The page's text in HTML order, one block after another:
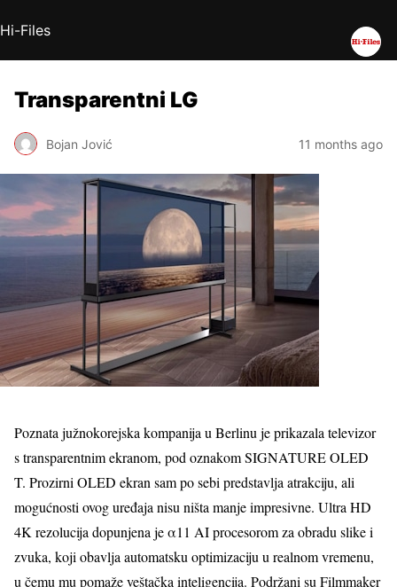
Hi-Files
Transparentni LG
Bojan Jović 11 months ago
Poznata južnokorejska kompanija u Berlinu je prikazala televizor
s transparentnim ekranom, pod oznakom SIGNATURE OLED
T. Prozirni OLED ekran sam po sebi predstavlja atrakciju, ali
mogućnosti ovog uređaja nisu ništa manje impresivne. Ultra HD
4K rezolucija dopunjena je α11 AI procesorom za obradu slike i
zvuka, koji obavlja automatsku optimizaciju u realnom vremenu,
u čemu mu pomaže veštačka inteligencija. Podržani su Filmmaker